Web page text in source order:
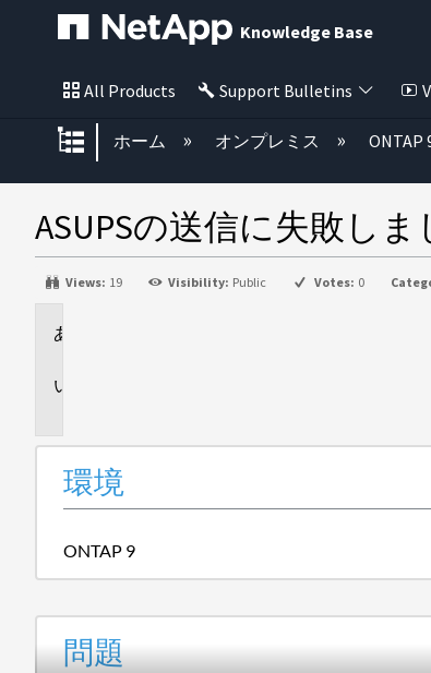
Knowledge Base
All Products Support Bulletins
グローバル階層を展開/折り
ホーム オンプレミス ONTAP
ASUPSの送信に失敗しま
Views: 19 Visibility: Public Votes: 0
環境
ONTAP 9
問題